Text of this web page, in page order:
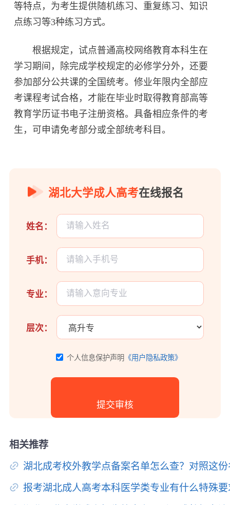
等特点，为考生提供随机练习、重复练习、知识
点练习等3种练习方式。
根据规定，试点普通高校网络教育本科生在
学习期间，除完成学校规定的必修学分外，还要
参加部分公共课的全国统考。修业年限内全部应
考课程考试合格，才能在毕业时取得教育部高等
教育学历证书电子注册资格。具备相应条件的考
生，可申请免考部分或全部统考科目。
湖北大学成人高考在线报名
姓名：
手机：
专业：
层次：
个人信息保护声明 《用户隐私政策》
相关推荐
湖北成考校外教学点备案名单怎么查？对照这
报考湖北成人高考本科医学类专业有什么特殊